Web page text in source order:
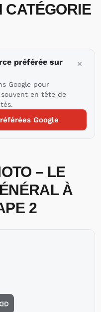
CATÉGORIE
préférée sur
Google pour
en tête de
Google
– LE
À
2